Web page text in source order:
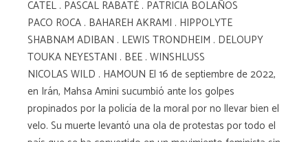
CATEL . PASCAL RABATÉ . PATRICIA BOLAÑOS
PACO ROCA . BAHAREH AKRAMI . HIPPOLYTE
SHABNAM ADIBAN . LEWIS TRONDHEIM . DELOUPY
TOUKA NEYESTANI . BEE . WINSHLUSS
NICOLAS WILD . HAMOUN El 16 de septiembre de 2022,
en Irán, Mahsa Amini sucumbió ante los golpes
propinados por la policía de la moral por no llevar bien el
velo. Su muerte levantó una ola de protestas por todo el